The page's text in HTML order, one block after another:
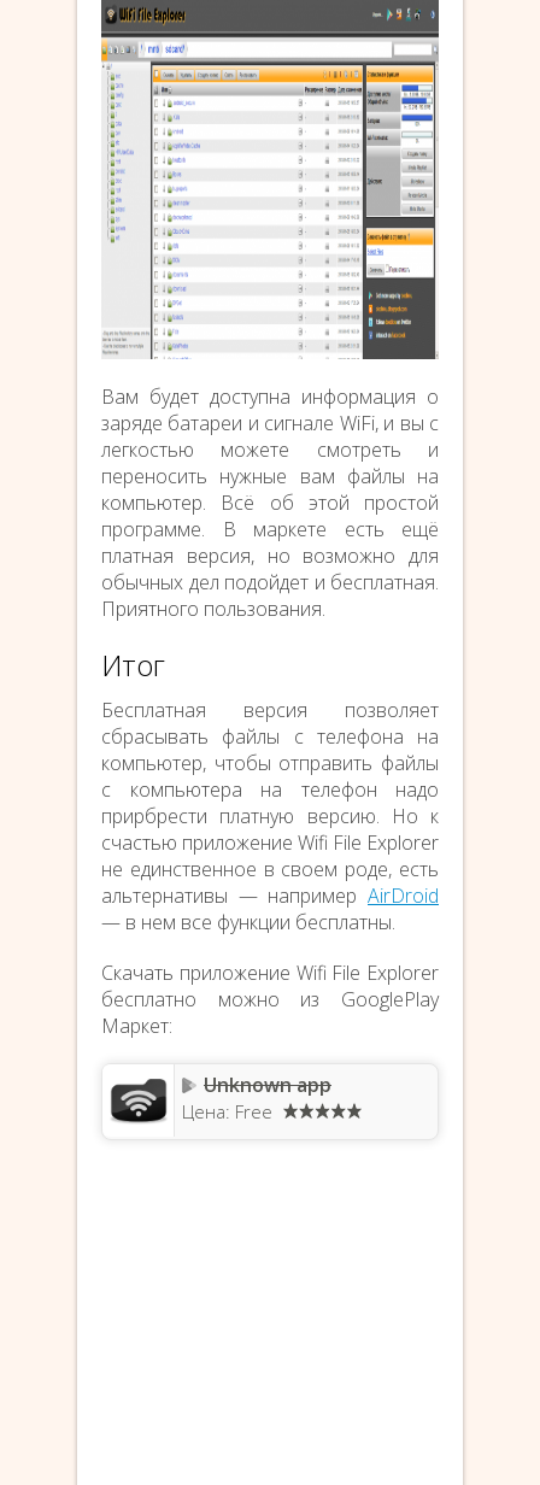
Вам будет доступна информация о
заряде батареи и сигнале WiFi, и вы с
легкостью можете смотреть и
переносить нужные вам файлы на
компьютер. Всё об этой простой
программе. В маркете есть ещё
платная версия, но возможно для
обычных дел подойдет и бесплатная.
Приятного пользования.
Итог
Бесплатная версия позволяет
сбрасывать файлы с телефона на
компьютер, чтобы отправить файлы
с компьютера на телефон надо
прирбрести платную версию. Но к
счастью приложение Wifi File Explorer
не единственное в своем роде, есть
альтернативы — например AirDroid
— в нем все функции бесплатны.
Скачать приложение Wifi File Explorer
бесплатно можно из GooglePlay
Маркет:
Unknown app
Цена: Free